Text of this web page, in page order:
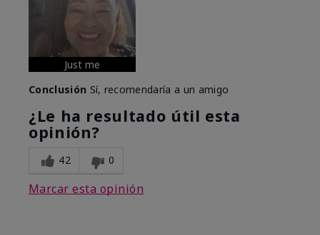
Just me
Conclusión Sí, recomendaría a un amigo
¿Le ha resultado útil esta
opinión?
42 0
Marcar esta opinión